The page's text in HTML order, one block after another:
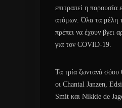
επιτραπεί η παρουσία
ατόμων. Όλα τα μέλη
πρέπει να έχουν βγει
για τον COVID-19.
Τα τρία ζωντανά σόου
οι Chantal Janzen,
Smit και Nikkie de